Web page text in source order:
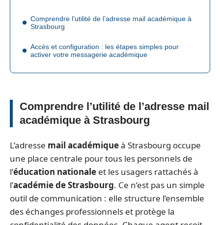
Comprendre l’utilité de l’adresse mail académique à
Strasbourg
Accès et configuration : les étapes simples pour
activer votre messagerie académique
Comprendre l’utilité de l’adresse mail
académique à Strasbourg
L’adresse mail académiqueà Strasbourg occupe
une place centrale pour tous les personnels de
l’éducation nationale et les usagers rattachés à
l’académie de Strasbourg. Ce n’est pas un simple
outil de communication : elle structure l’ensemble
des échanges professionnels et protège la